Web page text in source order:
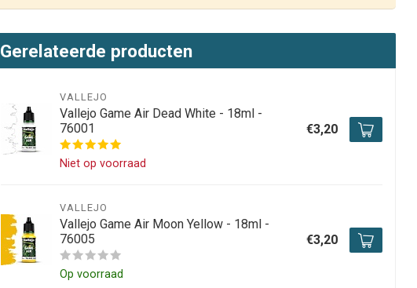
Gerelateerde producten
VALLEJO
Vallejo Game Air Dead White - 18ml -
76001
Niet op voorraad
€3,20
VALLEJO
Vallejo Game Air Moon Yellow - 18ml -
76005
Op voorraad
€3,20